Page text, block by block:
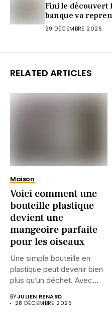
Fini le découvert
banque va
29 DÉCEMBRE 2025
RELATED ARTICLES
Maison
Voici comment une
bouteille plastique
devient une
mangeoire parfaite
pour les oiseaux
Une simple bouteille en
plastique peut devenir bien
plus qu’un déchet. Avec...
BYJULIEN RENARD
28 DÉCEMBRE 2025